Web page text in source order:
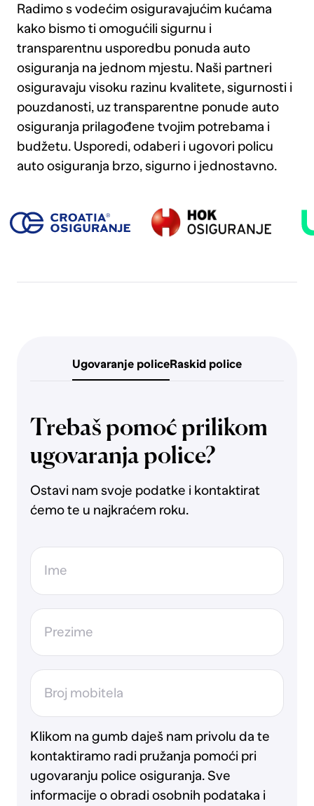
Radimo s vodećim osiguravajućim kućama
kako bismo ti omogućili sigurnu i
transparentnu usporedbu ponuda auto
osiguranja na jednom mjestu. Naši partneri
osiguravaju visoku razinu kvalitete, sigurnosti i
pouzdanosti, uz transparentne ponude auto
osiguranja prilagođene tvojim potrebama i
budžetu. Usporedi, odaberi i ugovori policu
auto osiguranja brzo, sigurno i jednostavno.
Ugovaranje policeRaskid police
Trebaš pomoć prilikom
ugovaranja police?
Ostavi nam svoje podatke i kontaktirat
ćemo te u najkraćem roku.
Ime
Prezime
Broj mobitela
Klikom na gumb daješ nam privolu da te
kontaktiramo radi pružanja pomoći pri
ugovaranju police osiguranja. Sve
informacije o obradi osobnih podataka i